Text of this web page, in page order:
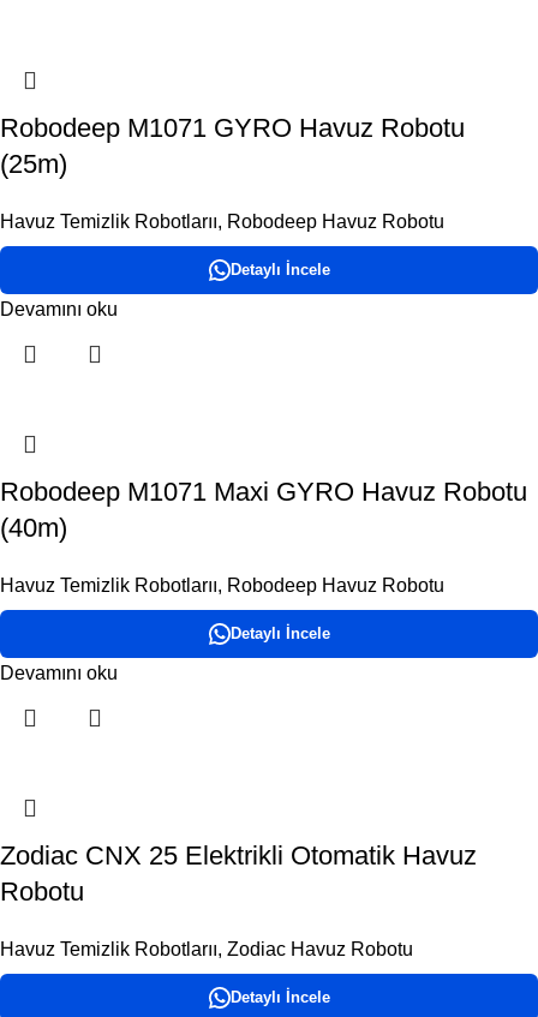
Robodeep M1071 GYRO Havuz Robotu
(25m)
Havuz Temizlik Robotlarıı, Robodeep Havuz Robotu
Detaylı İncele
Devamını oku
Robodeep M1071 Maxi GYRO Havuz Robotu
(40m)
Havuz Temizlik Robotlarıı, Robodeep Havuz Robotu
Detaylı İncele
Devamını oku
Zodiac CNX 25 Elektrikli Otomatik Havuz
Robotu
Havuz Temizlik Robotlarıı, Zodiac Havuz Robotu
Detaylı İncele